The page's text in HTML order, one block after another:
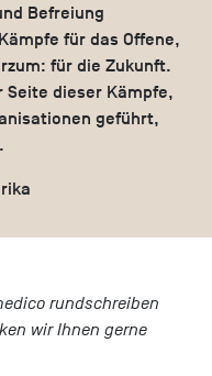
Befreiung
für das Offene,
für die Zukunft.
dieser Kämpfe,
geführt,
rundschreiben
wir Ihnen gerne